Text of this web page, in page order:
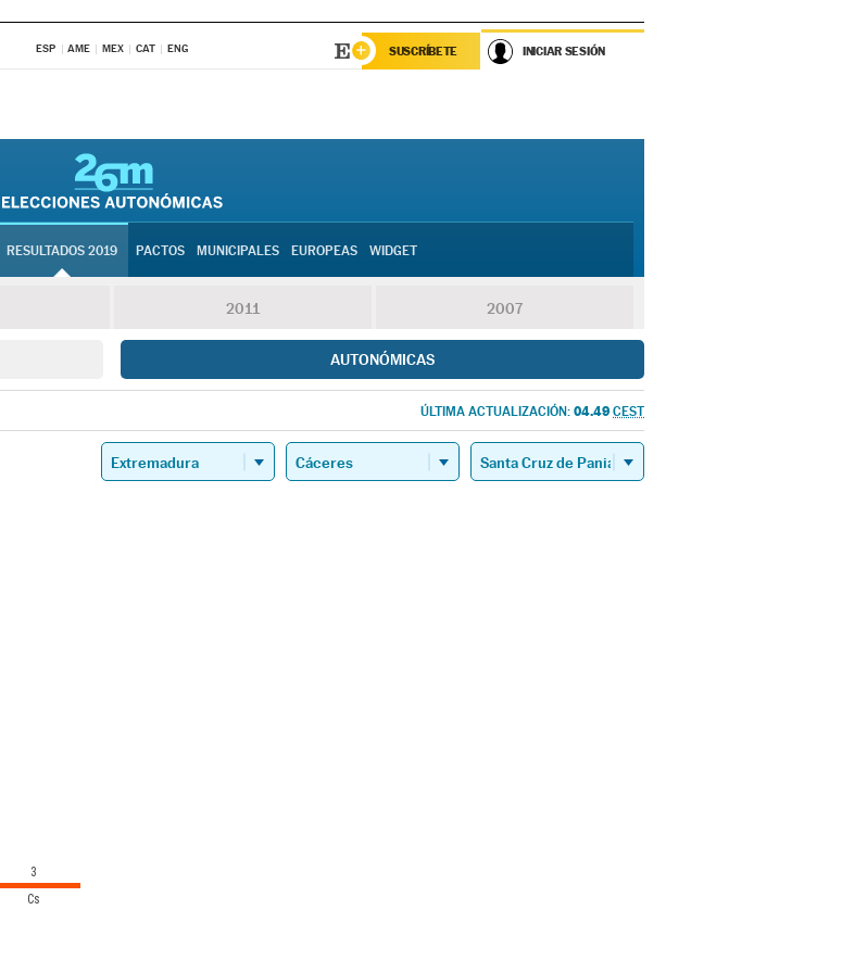
ESP AME MEX CAT ENG SUSCRÍBETE INICIAR SESIÓN
RESULTADOS 2019 PACTOS MUNICIPALES EUROPEAS WIDGET
2011 2007
AUTONÓMICAS
ÚLTIMA ACTUALIZACIÓN: 04.49 CEST
Cs
3